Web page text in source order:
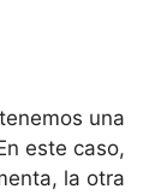
una​
este caso,‍
la‍ otra